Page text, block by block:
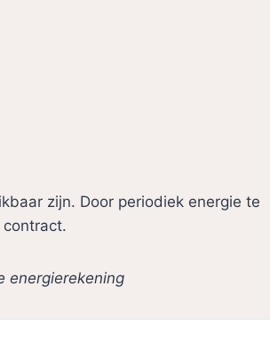
zijn. Door periodiek energie te
energierekening